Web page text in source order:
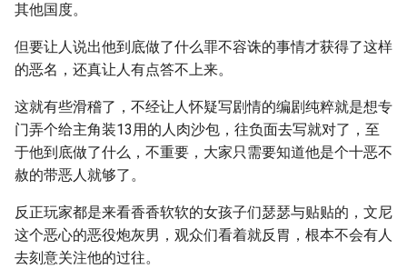
其他国度。
但要让人说出他到底做了什么罪不容诛的事情才获得了这样
的恶名，还真让人有点答不上来。
这就有些滑稽了，不经让人怀疑写剧情的编剧纯粹就是想专
门弄个给主角装13用的人肉沙包，往负面去写就对了，至
于他到底做了什么，不重要，大家只需要知道他是个十恶不
赦的带恶人就够了。
反正玩家都是来看香香软软的女孩子们瑟瑟与贴贴的，文尼
这个恶心的恶役炮灰男，观众们看着就反胃，根本不会有人
去刻意关注他的过往。